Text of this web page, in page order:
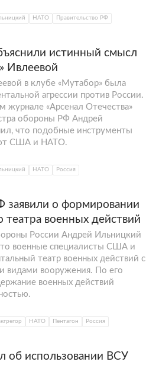
НАТО
Правительство РФ
истинный смысл
Ивлеевой
в клубе «Мутабор» была
агрессии против России.
журнале «Арсенал Отечества»
обороны РФ Андрей
что подобные инструменты
США и НАТО.
НАТО
Россия
о формировании
военных действий
России Андрей Ильницкий
военные специалисты США и
театр военных действий с
видами вооружения. По его
военных действий
НАТО Пентагон
Россия
об использовании ВСУ